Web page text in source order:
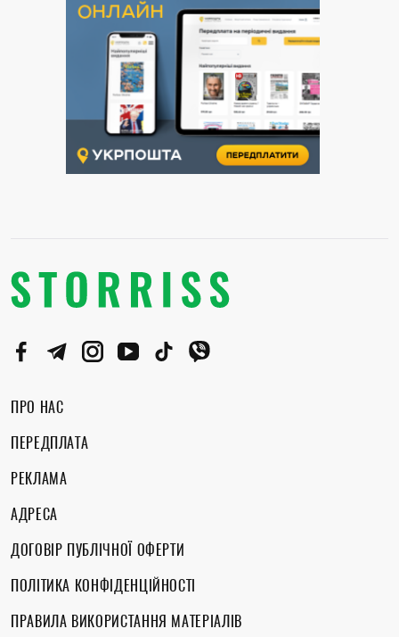
ПРО НАС
ПЕРЕДПЛАТА
РЕКЛАМА
АДРЕСА
ДОГОВІР ПУБЛІЧНОЇ ОФЕРТИ
ПОЛІТИКА КОНФІДЕНЦІЙНОСТІ
ПРАВИЛА ВИКОРИСТАННЯ МАТЕРІАЛІВ